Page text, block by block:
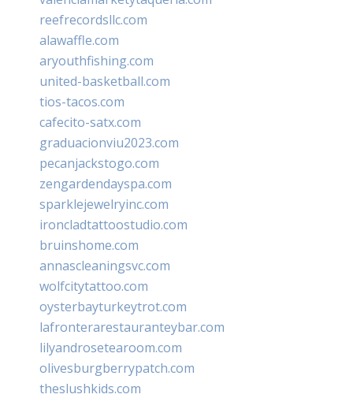
reefrecordsllc.com
alawaffle.com
aryouthfishing.com
united-basketball.com
tios-tacos.com
cafecito-satx.com
graduacionviu2023.com
pecanjackstogo.com
zengardendayspa.com
sparklejewelryinc.com
ironcladtattoostudio.com
bruinshome.com
annascleaningsvc.com
wolfcitytattoo.com
oysterbayturkeytrot.com
lafronterarestauranteybar.com
lilyandrosetearoom.com
olivesburgberrypatch.com
theslushkids.com